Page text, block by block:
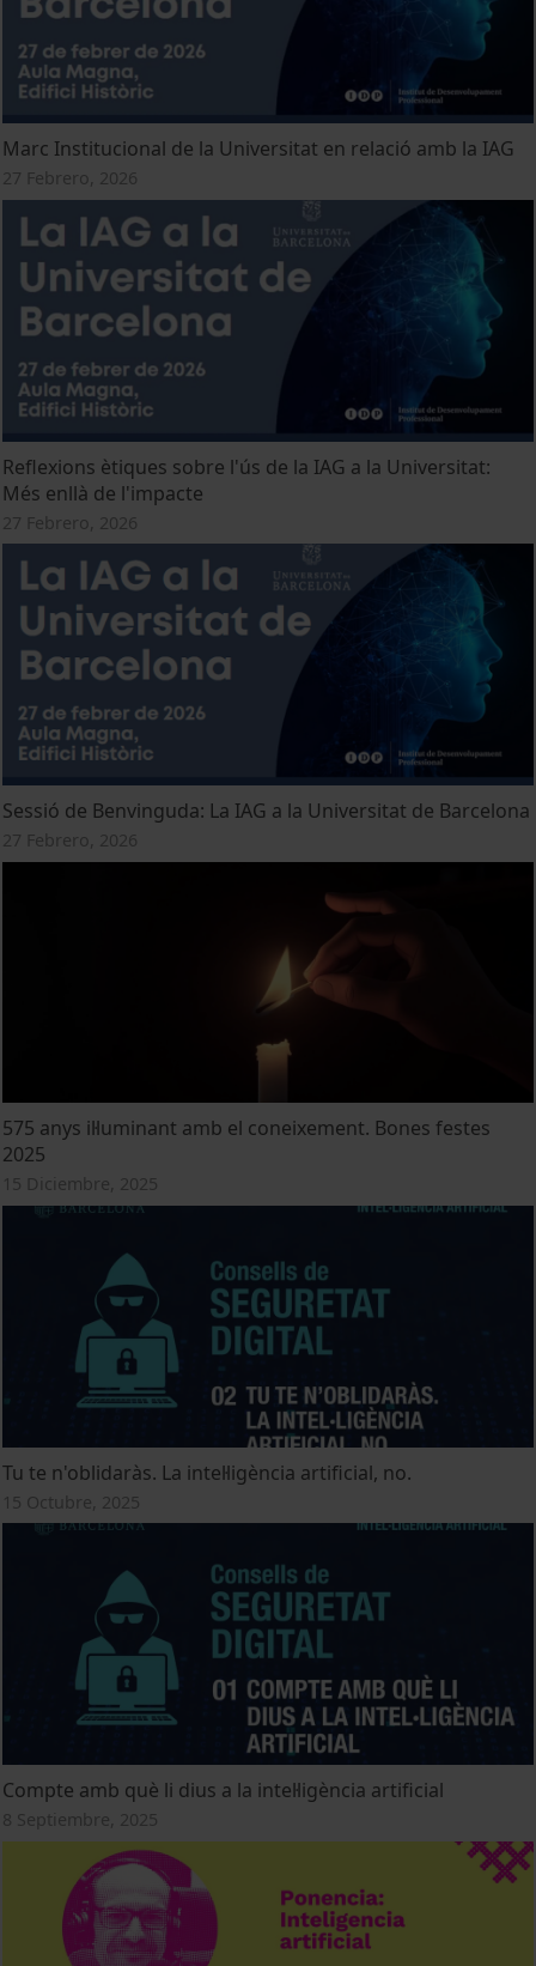
Marc Institucional de la Universitat en relació amb la IAG
27 Febrero, 2026
Reflexions ètiques sobre l'ús de la IAG a la Universitat:
Més enllà de l'impacte
27 Febrero, 2026
Sessió de Benvinguda: La IAG a la Universitat de Barcelona
27 Febrero, 2026
575 anys il·luminant amb el coneixement. Bones festes
2025
15 Diciembre, 2025
Tu te n'oblidaràs. La intel·ligència artificial, no.
15 Octubre, 2025
Compte amb què li dius a la intel·ligència artificial
8 Septiembre, 2025